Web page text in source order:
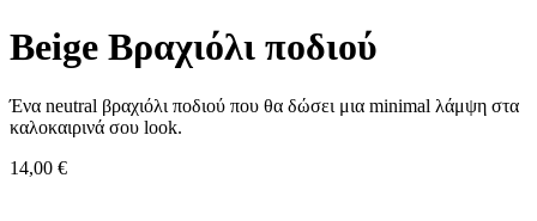
Beige Βραχιόλι ποδιού
Ένα neutral βραχιόλι ποδιού που θα δώσει μια minimal λάμψη στα
καλοκαιρινά σου look.
14,00 €